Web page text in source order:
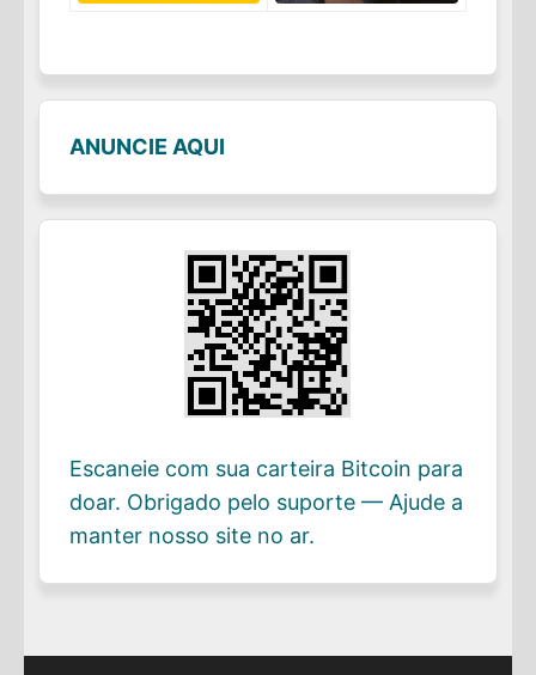
ANUNCIE AQUI
Escaneie com sua carteira Bitcoin para
doar. Obrigado pelo suporte — Ajude a
manter nosso site no ar.